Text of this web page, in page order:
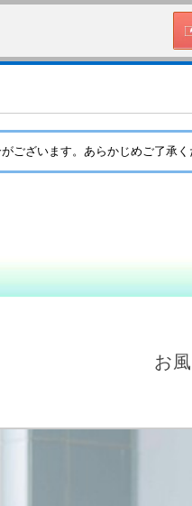
ございます。あらかじめご了承く
お